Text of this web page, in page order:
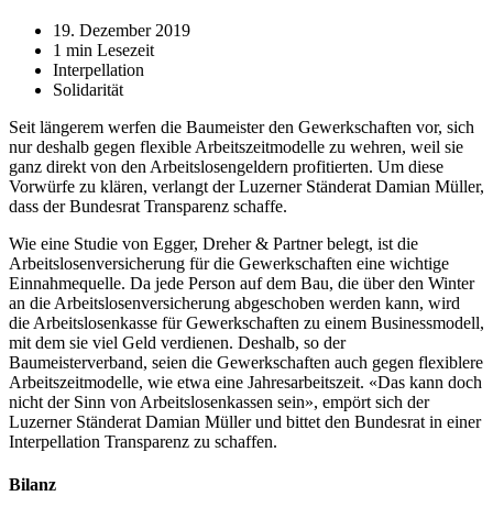
19. Dezember 2019
1 min Lesezeit
Interpellation
Solidarität
Seit längerem werfen die Baumeister den Gewerkschaften vor, sich
nur deshalb gegen flexible Arbeitszeitmodelle zu wehren, weil sie
ganz direkt von den Arbeitslosengeldern profitierten. Um diese
Vorwürfe zu klären, verlangt der Luzerner Ständerat Damian Müller,
dass der Bundesrat Transparenz schaffe.
Wie eine Studie von Egger, Dreher & Partner belegt, ist die
Arbeitslosenversicherung für die Gewerkschaften eine wichtige
Einnahmequelle. Da jede Person auf dem Bau, die über den Winter
an die Arbeitslosenversicherung abgeschoben werden kann, wird
die Arbeitslosenkasse für Gewerkschaften zu einem Businessmodell,
mit dem sie viel Geld verdienen. Deshalb, so der
Baumeisterverband, seien die Gewerkschaften auch gegen flexiblere
Arbeitszeitmodelle, wie etwa eine Jahresarbeitszeit. «Das kann doch
nicht der Sinn von Arbeitslosenkassen sein», empört sich der
Luzerner Ständerat Damian Müller und bittet den Bundesrat in einer
Interpellation Transparenz zu schaffen.
Bilanz